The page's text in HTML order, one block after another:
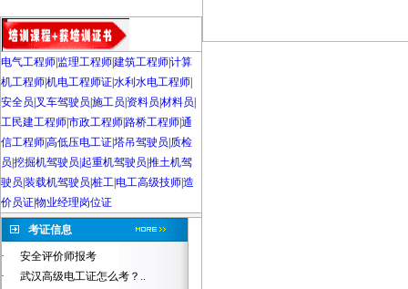
电气工程师 监理工程师建筑工程师计算
机工程师机电工程师证水利水电工程师
安全员 叉车驾驶员 施工员 资料员 材料员
工民建工程师市政工程师路桥工程师通
信工程师高低压电工证塔吊驾驶员 质检
员 挖掘机驾驶员|起重机驾驶员 推土机驾
驶员 装载机驾驶员 桩工电工高级技师造
价员证物业经理岗位证
考证信息
·
安全评价师报考
·
武汉高级电工证怎么考？..